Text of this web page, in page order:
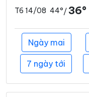
T6 14/08 44°/ 36°
Ngày mai
7 ngày tới